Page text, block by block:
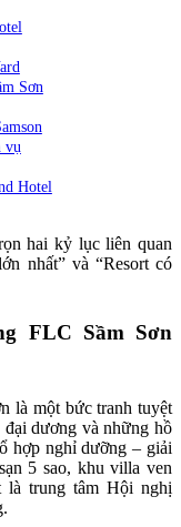
Sơn
vụ
Hotel
hai kỷ lục liên quan
nhất” và “Resort có
FLC Sầm Sơn
là một bức tranh tuyệt
dương và những hồ
hợp nghỉ dưỡng – giải
5 sao, khu villa ven
là trung tâm Hội nghị